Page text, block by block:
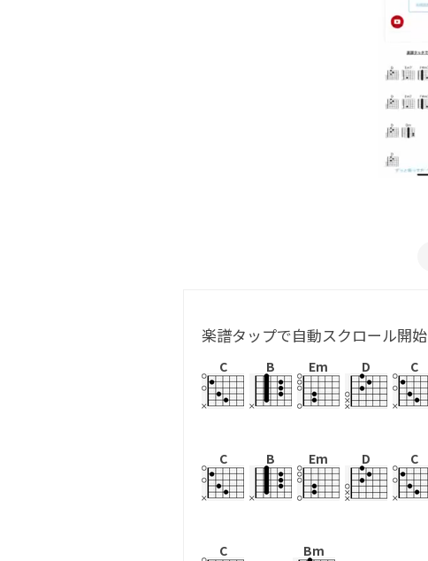
楽譜タップで自動スクロール開始
C B Em D C
C B Em D C
C Bm